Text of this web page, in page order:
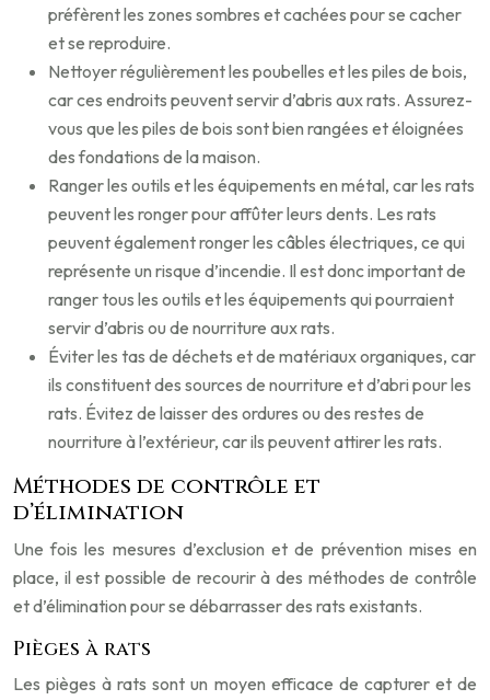
préfèrent les zones sombres et cachées pour se cacher
et se reproduire.
Nettoyer régulièrement les poubelles et les piles de bois,
car ces endroits peuvent servir d’abris aux rats. Assurez-
vous que les piles de bois sont bien rangées et éloignées
des fondations de la maison.
Ranger les outils et les équipements en métal, car les rats
peuvent les ronger pour affûter leurs dents. Les rats
peuvent également ronger les câbles électriques, ce qui
représente un risque d’incendie. Il est donc important de
ranger tous les outils et les équipements qui pourraient
servir d’abris ou de nourriture aux rats.
Éviter les tas de déchets et de matériaux organiques, car
ils constituent des sources de nourriture et d’abri pour les
rats. Évitez de laisser des ordures ou des restes de
nourriture à l’extérieur, car ils peuvent attirer les rats.
Méthodes de contrôle et
d’élimination
Une fois les mesures d’exclusion et de prévention mises en
place, il est possible de recourir à des méthodes de contrôle
et d’élimination pour se débarrasser des rats existants.
Pièges à rats
Les pièges à rats sont un moyen efficace de capturer et de